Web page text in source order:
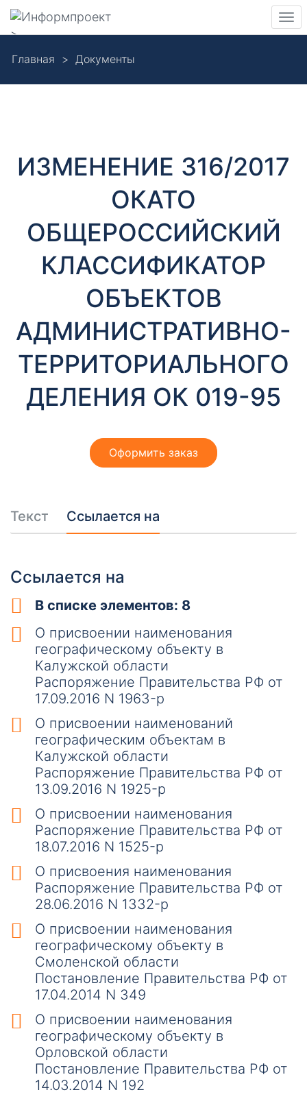
main
Навигация
>
Главная Документы
Д
к
т
ы
ИЗМЕНЕНИЕ 316/2017
ОКАТО
ОБЩЕРОССИЙСКИЙ
КЛАССИФИКАТОР
ОБЪЕКТОВ
АДМИНИСТРАТИВНО-
ТЕРРИТОРИАЛЬНОГО
ДЕЛЕНИЯ ОК 019-95
Оформить заказ
Текст Ссылается на
Ссылается на
В списке элементов: 8
О присвоении наименования
географическому объекту в
Калужской области
Распоряжение Правительства РФ от
17.09.2016 N 1963-р
О присвоении наименований
географическим объектам в
Калужской области
Распоряжение Правительства РФ от
13.09.2016 N 1925-р
О присвоении наименования
Распоряжение Правительства РФ от
18.07.2016 N 1525-р
О присвоения наименования
Распоряжение Правительства РФ от
28.06.2016 N 1332-р
О присвоении наименования
географическому объекту в
Смоленской области
Постановление Правительства РФ от
17.04.2014 N 349
О присвоении наименования
географическому объекту в
Орловской области
Постановление Правительства РФ от
14.03.2014 N 192
Необходимые
для
функционирования